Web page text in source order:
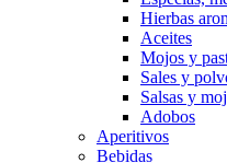
Hierbas
Aceites
Mojos y
Sales y
Salsas y
Adobos
Aperitivos
Bebidas